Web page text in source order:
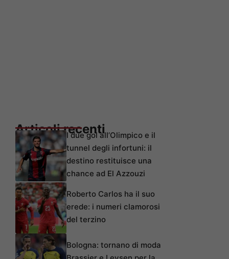
Articoli recentiI due gol all’Olimpico e il
tunnel degli infortuni: il
destino restituisce una
chance ad El Azzouzi
Roberto Carlos ha il suo
erede: i numeri clamorosi
del terzino
Bologna: tornano di moda